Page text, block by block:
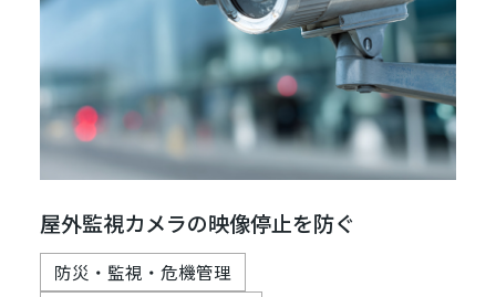
屋外監視カメラの映像停止を防ぐ
防災・監視・危機管理